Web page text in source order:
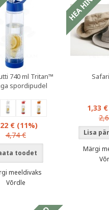
740 ml Tritan™
spordipudel
€ (11%)
4,74 €
toodet
meeldivaks
Võrdle
1,33 €
Märgi